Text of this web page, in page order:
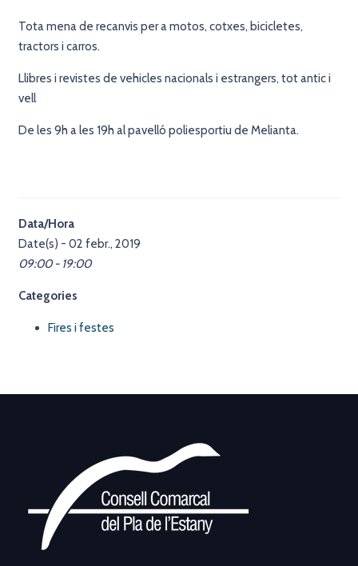
Tota mena de recanvis per a motos, cotxes, bicicletes,
tractors i carros.
Llibres i revistes de vehicles nacionals i estrangers, tot antic i
vell
De les 9h a les 19h al pavelló poliesportiu de Melianta.
Data/Hora
Date(s) - 02 febr., 2019
09:00 - 19:00
Categories
Fires i festes